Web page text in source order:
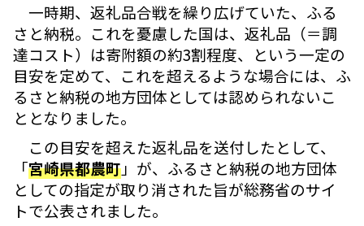
一時期、返礼品合戦を繰り広げていた、ふる
さと納税。これを憂慮した国は、返礼品（＝調
達コスト）は寄附額の約3割程度、という一定の
目安を定めて、これを超えるような場合には、ふ
るさと納税の地方団体としては認められないこ
ととなりました。
この目安を超えた返礼品を送付したとして、
「宮崎県都農町」が、ふるさと納税の地方団体
としての指定が取り消された旨が総務省のサイ
トで公表されました。